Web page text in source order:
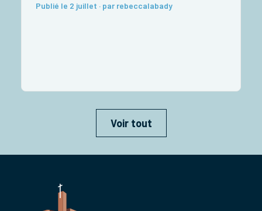
Publié le 2 juillet · par rebeccalabady
Voir tout